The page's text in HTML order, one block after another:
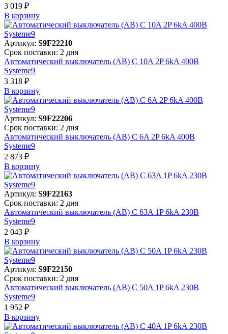
3 019 ₽
В корзинy
Артикул: S9F22210
Срок поставки: 2 дня
Автоматический выключатель (АВ) C 10A 2P 6kA 400В
Systeme9
3 318 ₽
В корзинy
Артикул: S9F22206
Срок поставки: 2 дня
Автоматический выключатель (АВ) C 6A 2P 6kA 400В
Systeme9
2 873 ₽
В корзинy
Артикул: S9F22163
Срок поставки: 2 дня
Автоматический выключатель (АВ) C 63A 1P 6kA 230В
Systeme9
2 043 ₽
В корзинy
Артикул: S9F22150
Срок поставки: 2 дня
Автоматический выключатель (АВ) C 50A 1P 6kA 230В
Systeme9
1 952 ₽
В корзинy